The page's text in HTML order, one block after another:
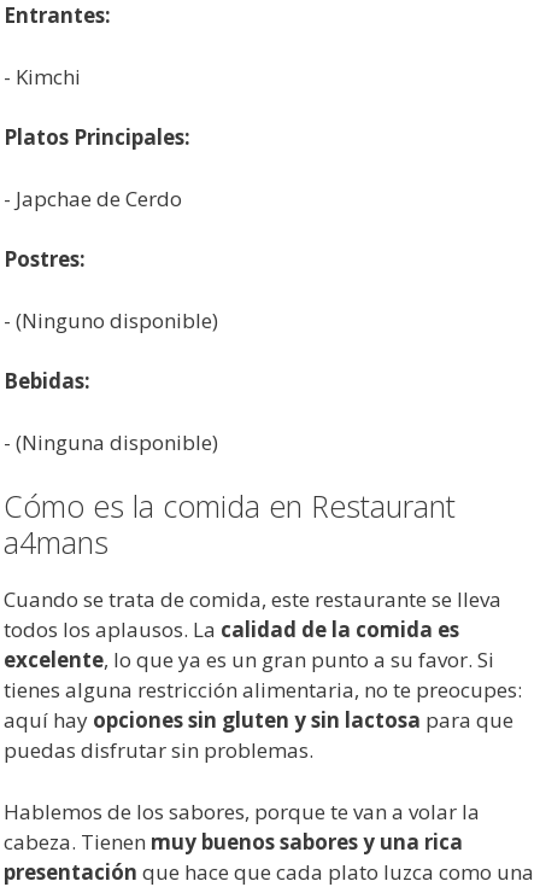
Entrantes:
- Kimchi
Platos Principales:
- Japchae de Cerdo
Postres:
- (Ninguno disponible)
Bebidas:
- (Ninguna disponible)
Cómo es la comida en Restaurant
a4mans
Cuando se trata de comida, este restaurante se lleva
todos los aplausos. La calidad de la comida es
excelente, lo que ya es un gran punto a su favor. Si
tienes alguna restricción alimentaria, no te preocupes:
aquí hay opciones sin gluten y sin lactosa para que
puedas disfrutar sin problemas.
Hablemos de los sabores, porque te van a volar la
cabeza. Tienen muy buenos sabores y una rica
presentación que hace que cada plato luzca como una